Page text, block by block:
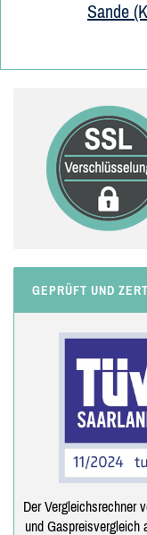
Sande
GEPRÜFT UND
Der Vergleichsrechner
und Gaspreisvergleich